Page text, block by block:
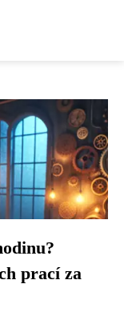
prací za